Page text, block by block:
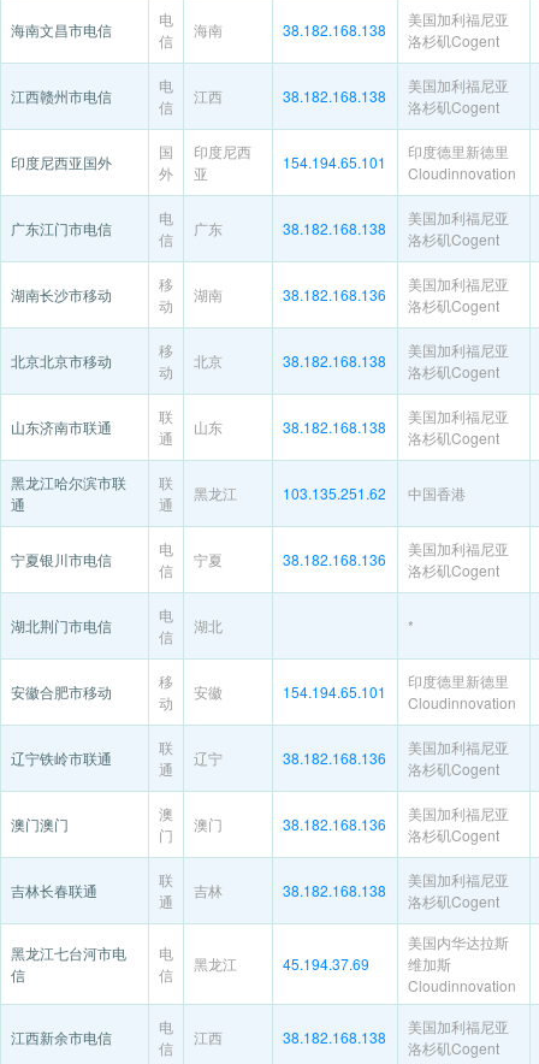
海南文昌市电信
电
信
海南 38.182.168.138
美国加利福尼亚
洛杉矶Cogent
江西赣州市电信
电
信
江西 38.182.168.138
美国加利福尼亚
洛杉矶Cogent
印度尼西亚国外
国
外
印度尼西
亚
154.194.65.101
印度德里新德里
Cloudinnovation
广东江门市电信
电
信
广东 38.182.168.138
美国加利福尼亚
洛杉矶Cogent
湖南长沙市移动
移
动
湖南 38.182.168.136
美国加利福尼亚
洛杉矶Cogent
北京北京市移动
移
动
北京 38.182.168.138
美国加利福尼亚
洛杉矶Cogent
山东济南市联通
联
通
山东 38.182.168.138
美国加利福尼亚
洛杉矶Cogent
黑龙江哈尔滨市联
通
联
通
黑龙江 103.135.251.62 中国香港
宁夏银川市电信
电
信
宁夏 38.182.168.136
美国加利福尼亚
洛杉矶Cogent
湖北荆门市电信
电
信
湖北 *
安徽合肥市移动
移
动
安徽 154.194.65.101
印度德里新德里
Cloudinnovation
辽宁铁岭市联通
联
通
辽宁 38.182.168.136
美国加利福尼亚
洛杉矶Cogent
澳门澳门
澳
门
澳门 38.182.168.136
美国加利福尼亚
洛杉矶Cogent
吉林长春联通
联
通
吉林 38.182.168.138
美国加利福尼亚
洛杉矶Cogent
黑龙江七台河市电
信
电
信
黑龙江 45.194.37.69
美国内华达拉斯
维加斯
Cloudinnovation
江西新余市电信
电
信
江西 38.182.168.138
美国加利福尼亚
洛杉矶Cogent